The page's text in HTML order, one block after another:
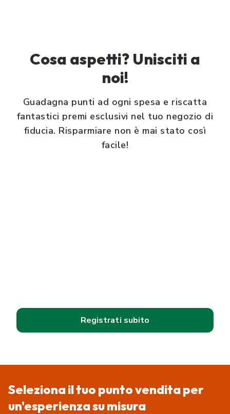
Cosa aspetti? Unisciti a
noi!
Guadagna punti ad ogni spesa e riscatta
fantastici premi esclusivi nel tuo negozio di
fiducia. Risparmiare non è mai stato così
facile!
Registrati subito
Seleziona il tuo punto vendita per
un'esperienza su misura